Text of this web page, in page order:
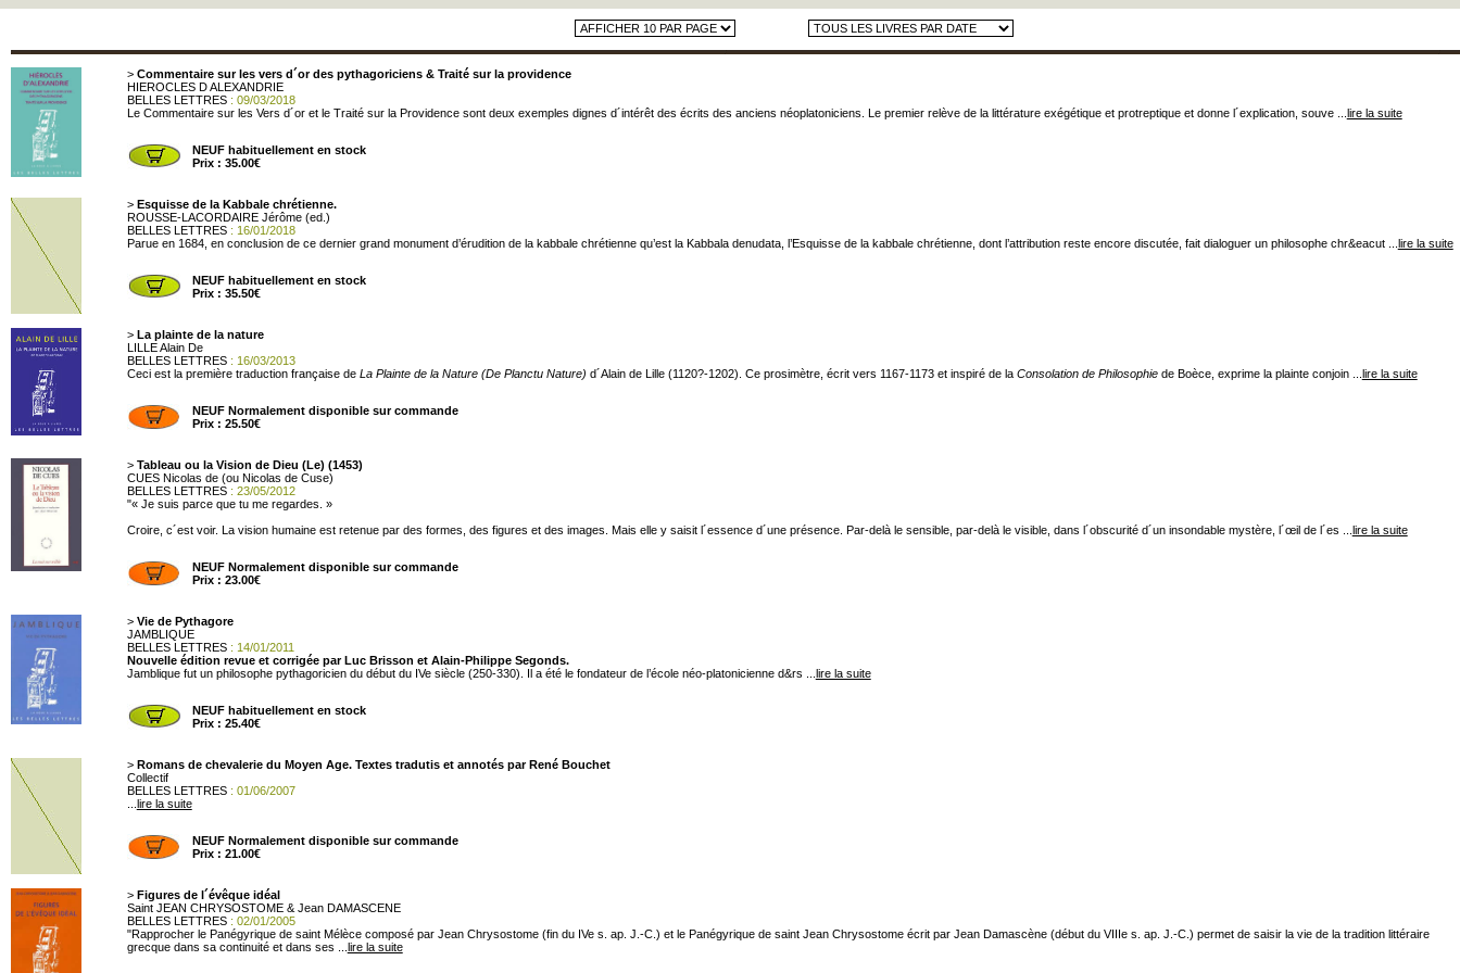
> Commentaire sur les vers d´or des pythagoriciens & Traité sur la providence
HIEROCLES D ALEXANDRIE
BELLES LETTRES: 09/03/2018
Le Commentaire sur les Vers d´or et le Traité sur la Providence sont deux exemples dignes d´intérêt des écrits des anciens néoplatoniciens. Le premier relève de la littérature exégétique et protreptique et donne l´explication, souve ... lire la suite
NEUF habituellement en stock
Prix : 35.00€
> Esquisse de la Kabbale chrétienne.
ROUSSE-LACORDAIRE Jérôme (ed.)
BELLES LETTRES: 16/01/2018
Parue en 1684, en conclusion de ce dernier grand monument d’érudition de la kabbale chrétienne qu’est la Kabbala denudata, l’Esquisse de la kabbale chrétienne, dont l’attribution reste encore discutée, fait dialoguer un philosophe chr&eacut ... lire la suite
NEUF habituellement en stock
Prix : 35.50€
> La plainte de la nature
LILLE Alain De
BELLES LETTRES: 16/03/2013
Ceci est la première traduction française de La Plainte de la Nature (De Planctu Nature) d´Alain de Lille (1120?-1202). Ce prosimètre, écrit vers 1167-1173 et inspiré de la Consolation de Philosophiede Boèce, exprime la plainte conjoin ... lire la suite
NEUF Normalement disponible sur commande
Prix : 25.50€
> Tableau ou la Vision de Dieu (Le) (1453)
CUES Nicolas de (ou Nicolas de Cuse)
BELLES LETTRES: 23/05/2012
"« Je suis parce que tu me regardes. »
Croire, c´est voir. La vision humaine est retenue par des formes, des figures et des images. Mais elle y saisit l´essence d´une présence. Par-delà le sensible, par-delà le visible, dans l´obscurité d´un insondable mystère, l´œil de l´es ... lire la suite
NEUF Normalement disponible sur commande
Prix : 23.00€
> Vie de Pythagore
JAMBLIQUE
BELLES LETTRES: 14/01/2011
Nouvelle édition revue et corrigée par Luc Brisson et Alain-Philippe Segonds.
Jamblique fut un philosophe pythagoricien du début du IVe siècle (250-330). Il a été le fondateur de l’école néo-platonicienne d&rs ... lire la suite
NEUF habituellement en stock
Prix : 25.40€
> Romans de chevalerie du Moyen Age. Textes tradutis et annotés par René Bouchet
Collectif
BELLES LETTRES: 01/06/2007
lire la suite
NEUF Normalement disponible sur commande
Prix : 21.00€
> Figures de l´évêque idéal
Saint JEAN CHRYSOSTOME & Jean DAMASCENE
BELLES LETTRES: 02/01/2005
"Rapprocher le Panégyrique de saint Mélèce composé par Jean Chrysostome (fin du IVe s. ap. J.-C.) et le Panégyrique de saint Jean Chrysostome écrit par Jean Damascène (début du VIIIe s. ap. J.-C.) permet de saisir la vie de la tradition littéraire
grecque dans sa continuité et dans ses ... lire la suite